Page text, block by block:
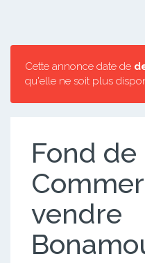
Cette annonce date de
qu'elle ne soit plus
Fond de
vendre